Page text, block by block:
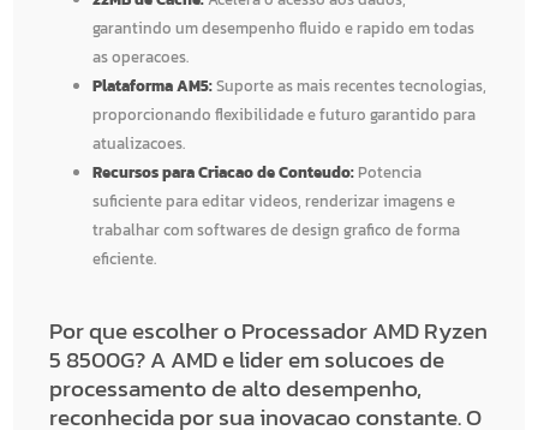
garantindo um desempenho fluido e rapido em todas
as operacoes.
Plataforma AM5:Suporte as mais recentes tecnologias,
proporcionando flexibilidade e futuro garantido para
atualizacoes.
Recursos para Criacao de Conteudo: Potencia
suficiente para editar videos, renderizar imagens e
trabalhar com softwares de design grafico de forma
eficiente.
Por que escolher o Processador AMD Ryzen
5 8500G? A AMD e lider em solucoes de
processamento de alto desempenho,
reconhecida por sua inovacao constante. O